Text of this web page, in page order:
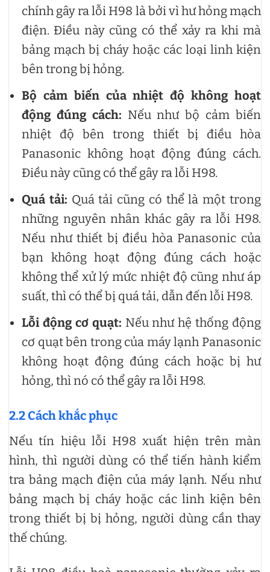
chính gây ra lỗi H98 là bởi vì hư hỏng mạch
điện. Điều này cũng có thể xảy ra khi mà
bảng mạch bị cháy hoặc các loại linh kiện
bên trong bị hỏng.
Bộ cảm biến của nhiệt độ không hoạt
động đúng cách: Nếu như bộ cảm biến
nhiệt độ bên trong thiết bị điều hòa
Panasonic không hoạt động đúng cách.
Điều này cũng có thể gây ra lỗi H98.
Quá tải: Quá tải cũng có thể là một trong
những nguyên nhân khác gây ra lỗi H98.
Nếu như thiết bị điều hòa Panasonic của
bạn không hoạt động đúng cách hoặc
không thể xử lý mức nhiệt độ cũng như áp
suất, thì có thể bị quá tải, dẫn đến lỗi H98.
Lỗi động cơ quạt: Nếu như hệ thống động
cơ quạt bên trong của máy lạnh Panasonic
không hoạt động đúng cách hoặc bị hư
hỏng, thì nó có thể gây ra lỗi H98.
2.2 Cách khắc phục
Nếu tín hiệu lỗi H98 xuất hiện trên màn
hình, thì người dùng có thể tiến hành kiểm
tra bảng mạch điện của máy lạnh. Nếu như
bảng mạch bị cháy hoặc các linh kiện bên
trong thiết bị bị hỏng, người dùng cần thay
thế chúng.